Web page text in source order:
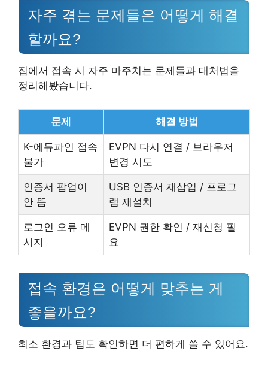
자주 겪는 문제들은 어떻게 해결
할까요?
집에서 접속 시 자주 마주치는 문제들과 대처법을
정리해봤습니다.
문제 해결 방법
K-에듀파인 접속
불가
EVPN 다시 연결 / 브라우저
변경 시도
인증서 팝업이
안 뜸
USB 인증서 재삽입 / 프로그
램 재설치
로그인 오류 메
시지
EVPN 권한 확인 / 재신청 필
요
접속 환경은 어떻게 맞추는 게
좋을까요?
최소 환경과 팁도 확인하면 더 편하게 쓸 수 있어요.